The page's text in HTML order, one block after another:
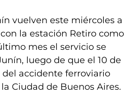
vuelven este miércoles a
la estación Retiro como
mes el servicio se
luego de que el 10 de
accidente ferroviario
Ciudad de Buenos Aires.